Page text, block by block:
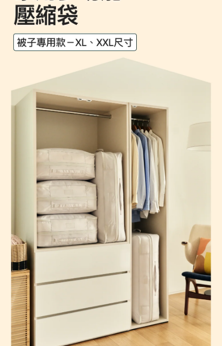
權轉讓予恩沛科技股份有限公司。
２．關於個人資料處理事宜，請瀏覽以下網址：
https://aftee.tw/terms/#terms3
３．未成年的使用者請事先徵得法定代理人或監護人之同意方可使用
「AFTEE先享後付」，若未經同意申辦者引起之損失，本公司不負相關責
任。
４．使用「AFTEE先享後付」時，將依據個別帳號之用戶狀況，依本公司即
時審查核予不同之上限額度；若仍有額度不足之情形，本公司將視審查結果
請求用戶進行身份認證。
５．嚴禁一人註冊多個帳號或使用他人資訊註冊。若發現惡意使用之情形，
恩沛科技股份有限公司將有權停止該用戶之使用額度並採取法律行動。